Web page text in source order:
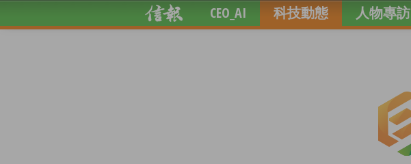
CEO_AI 科技動態 人物專訪